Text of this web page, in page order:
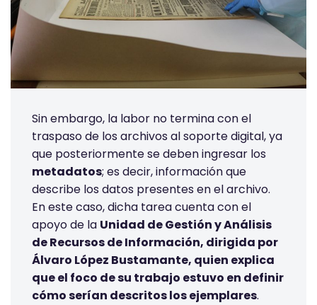
Sin embargo, la labor no termina con el
traspaso de los archivos al soporte digital, ya
que posteriormente se deben ingresar los
metadatos; es decir, información que
describe los datos presentes en el archivo.
En este caso, dicha tarea cuenta con el
apoyo de la Unidad de Gestión y Análisis
de Recursos de Información, dirigida por
Álvaro López Bustamante, quien explica
que el foco de su trabajo estuvo en definir
cómo serían descritos los ejemplares.